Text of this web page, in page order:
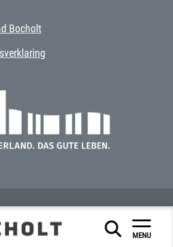
MENU
Bocholt